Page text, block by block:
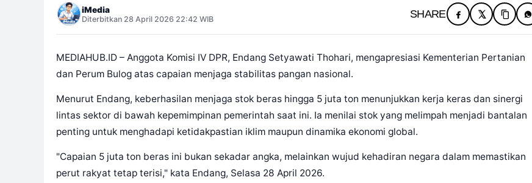
iMedia
Diterbitkan 28 April 2026 22:42 WIB SHARE
MEDIAHUB.ID – Anggota Komisi IV DPR, Endang Setyawati Thohari, mengapresiasi Kementerian Pertanian
dan Perum Bulog atas capaian menjaga stabilitas pangan nasional.
Menurut Endang, keberhasilan menjaga stok beras hingga 5 juta ton menunjukkan kerja keras dan sinergi
lintas sektor di bawah kepemimpinan pemerintah saat ini. Ia menilai stok yang melimpah menjadi bantalan
penting untuk menghadapi ketidakpastian iklim maupun dinamika ekonomi global.
"Capaian 5 juta ton beras ini bukan sekadar angka, melainkan wujud kehadiran negara dalam memastikan
perut rakyat tetap terisi," kata Endang, Selasa 28 April 2026.